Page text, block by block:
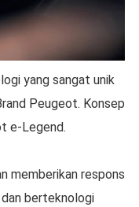
yang sangat unik
Peugeot. Konsep
e-Legend.
memberikan respons
berteknologi